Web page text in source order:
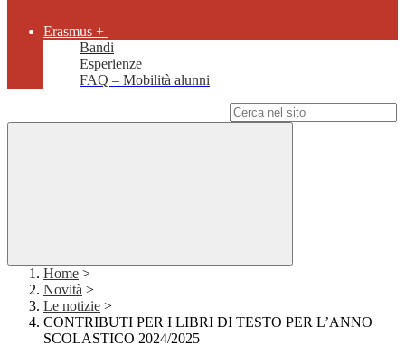
Erasmus +
Bandi
Esperienze
FAQ – Mobilità alunni
Home >
Novità >
Le notizie >
CONTRIBUTI PER I LIBRI DI TESTO PER L’ANNO
SCOLASTICO 2024/2025